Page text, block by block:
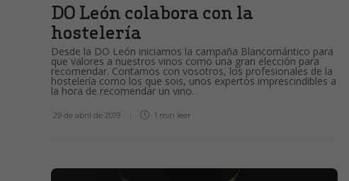
DO León colabora con la
hostelería
Desde la DO León iniciamos la campaña Blancomántico para
que valores a nuestros vinos como una gran elección para
recomendar. Contamos con vosotros, los profesionales de la
hostelería como los que sois, unos expertos imprescindibles a
la hora de recomendar un vino.
29 de abril de 2019 1 min leer